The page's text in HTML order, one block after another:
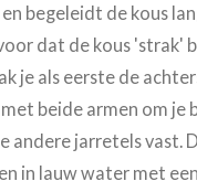
begeleidt de kous
dat de kous 'strak'
je als eerste de
beide armen om je
andere jarretels vast.
in lauw water met